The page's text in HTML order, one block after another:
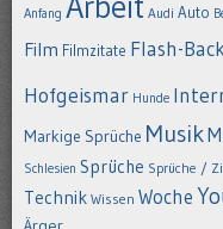
Anfang Audi Auto
Film Filmzitate Flash-
Hofgeismar Hunde
Markige Sprüche Musik
Schlesien Sprüche Sprüche /
Technik Wissen Woche